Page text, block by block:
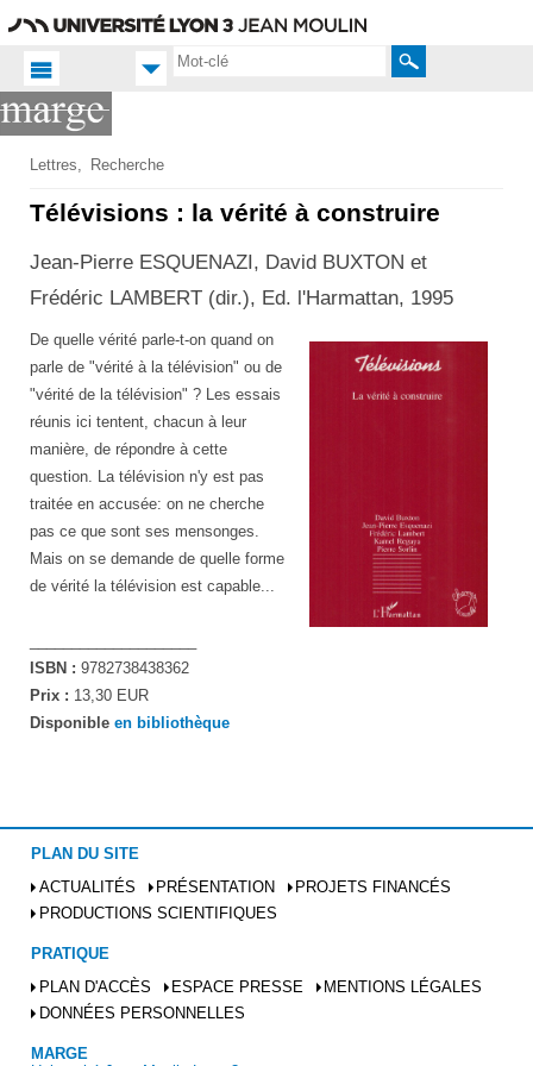
Rechercher
Accueil FR
Productions
scientifiques
Publications
Lettres Recherche
Télévisions : la vérité à construire
Jean-Pierre ESQUENAZI, David BUXTON et
Frédéric LAMBERT (dir.), Ed. l'Harmattan, 1995
De quelle vérité parle-t-on quand on
parle de "vérité à la télévision" ou de
"vérité de la télévision" ? Les essais
réunis ici tentent, chacun à leur
manière, de répondre à cette
question. La télévision n'y est pas
traitée en accusée: on ne cherche
pas ce que sont ses mensonges.
Mais on se demande de quelle forme
de vérité la télévision est capable...
ISBN : 9782738438362
Prix : 13,30 EUR
Disponible en bibliothèque
PLAN DU SITE
ACTUALITÉS
PRÉSENTATION
PROJETS FINANCÉS
PRODUCTIONS SCIENTIFIQUES
PRATIQUE
PLAN D'ACCÈS
ESPACE PRESSE
MENTIONS LÉGALES
DONNÉES PERSONNELLES
MARGE